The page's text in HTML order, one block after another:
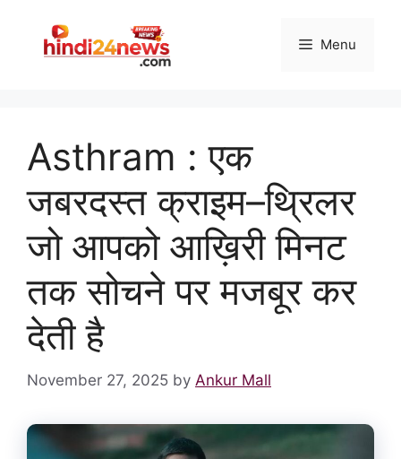
content
Menu
Asthram : एक
जबरदस्त क्राइम–थ्रिलर
जो आपको आख़िरी मिनट
तक सोचने पर मजबूर कर
देती है
November 27, 2025 by Ankur Mall